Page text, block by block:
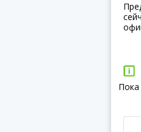
Пока